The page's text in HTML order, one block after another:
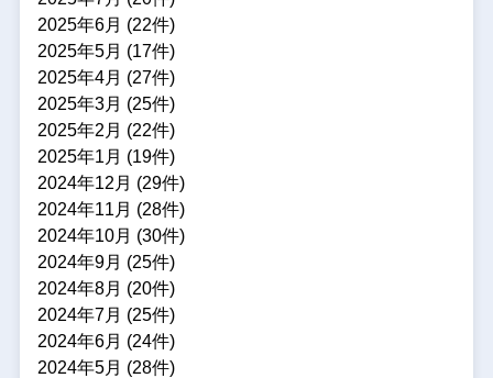
2025年6月 (22件)
2025年5月 (17件)
2025年4月 (27件)
2025年3月 (25件)
2025年2月 (22件)
2025年1月 (19件)
2024年12月 (29件)
2024年11月 (28件)
2024年10月 (30件)
2024年9月 (25件)
2024年8月 (20件)
2024年7月 (25件)
2024年6月 (24件)
2024年5月 (28件)